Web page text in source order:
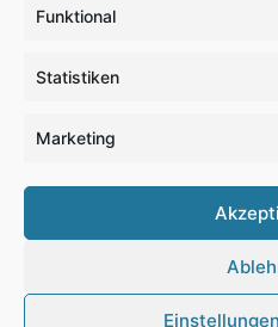
Funktional
Statistiken
Marketing
Copyright 2026,